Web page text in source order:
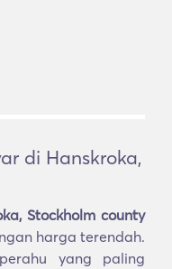
di Hanskroka,
Stockholm county
harga terendah.
yang paling